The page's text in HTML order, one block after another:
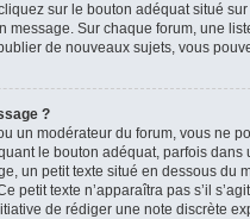
sur le bouton adéquat situé
message. Sur chaque forum, une
de nouveaux sujets, vous
?
un modérateur du forum, vous ne
le bouton adéquat, parfois
un petit texte situé en dessous du
petit texte n’apparaîtra pas s’il
de rédiger une note discrète